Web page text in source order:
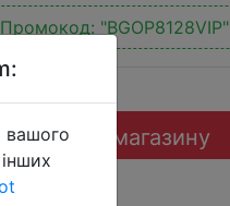
Промокод: "BGOP8128VIP"
до магазину
вашого